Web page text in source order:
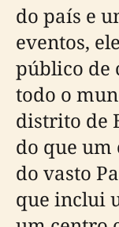
do país e
eventos,
público de
todo o
distrito de
do que
do vasto
que inclui